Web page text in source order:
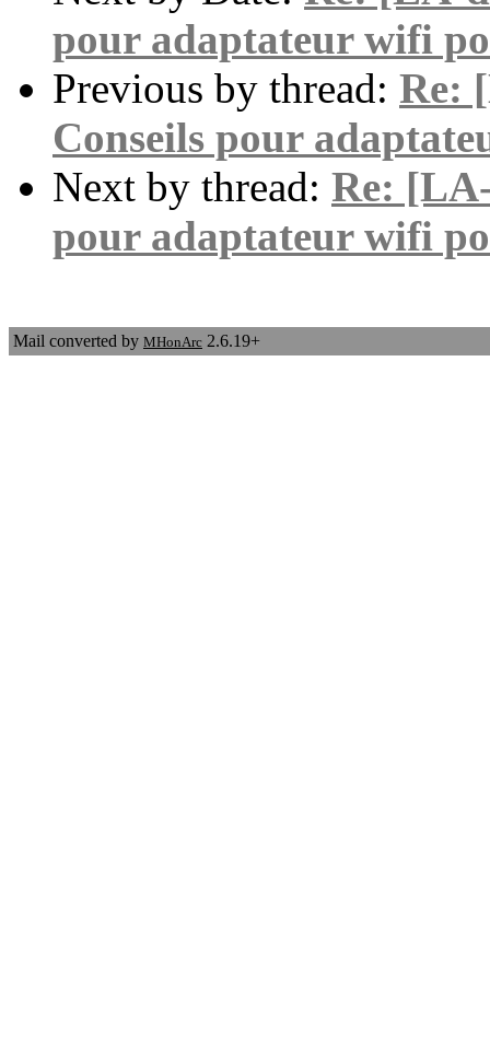
pour adaptateur wifi
Previous by thread: Re:
Conseils pour
Next by thread: Re:
pour adaptateur wifi
Mail converted by MHonArc 2.6.19+